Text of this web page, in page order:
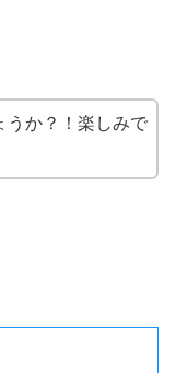
うか？！楽しみで